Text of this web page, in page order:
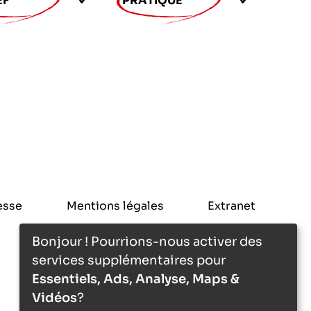
Mentions légales Extranet
Bonjour ! Pourrions-nous activer des
services supplémentaires pour
Essentiels, Ads, Analyse, Maps &
Vidéos?